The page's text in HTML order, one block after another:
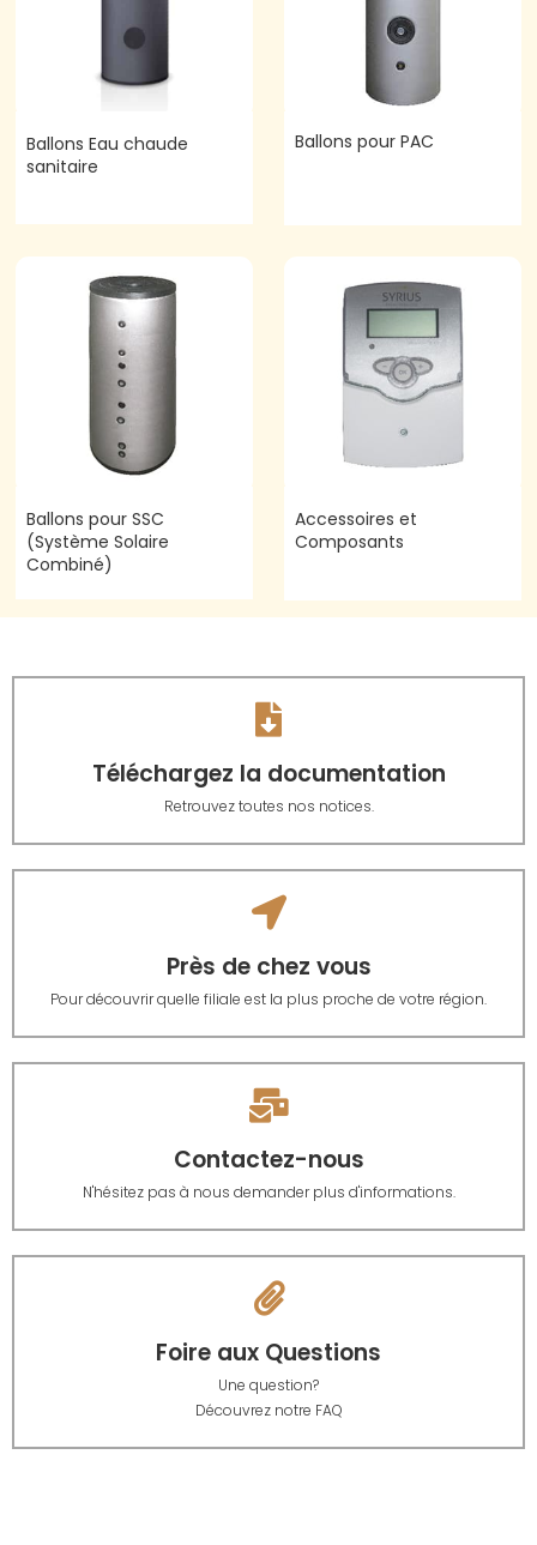
Ballons Eau chaude
sanitaire
Ballons pour PAC
Ballons pour SSC
(Système Solaire
Combiné)
Accessoires et
Composants
Téléchargez la documentation
Retrouvez toutes nos notices.
Près de chez vous
Pour découvrir quelle filiale est la plus proche de votre région.
Contactez-nous
N'hésitez pas à nous demander plus d'informations.
Foire aux Questions
Une question?
Découvrez notre FAQ